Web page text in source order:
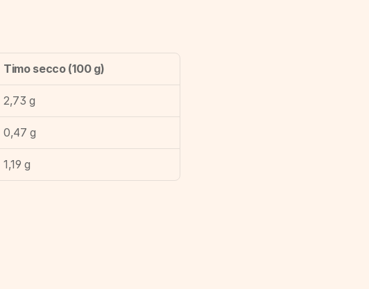
Timo secco (100 g)
2,73 g
0,47 g
1,19 g